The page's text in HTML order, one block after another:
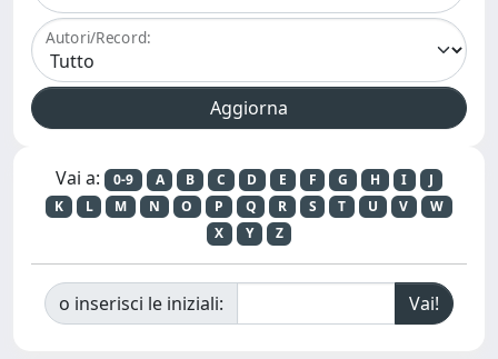
Autori/Record:
Vai a: 0-9 A B C D E F G H I
J
K
L M N O P Q R S T U V
W
X
Y Z
o inserisci le iniziali: